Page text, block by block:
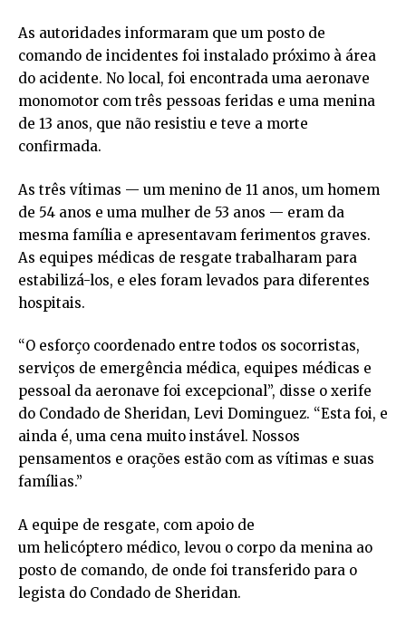
As autoridades informaram que um posto de
comando de incidentes foi instalado próximo à área
do acidente. No local, foi encontrada uma aeronave
monomotor com três pessoas feridas e uma menina
de 13 anos, que não resistiu e teve a morte
confirmada.
As três vítimas — um menino de 11 anos, um homem
de 54 anos e uma mulher de 53 anos — eram da
mesma família e apresentavam ferimentos graves.
As equipes médicas de resgate trabalharam para
estabilizá-los, e eles foram levados para diferentes
hospitais.
“O esforço coordenado entre todos os socorristas,
serviços de emergência médica, equipes médicas e
pessoal da aeronave foi excepcional”, disse o xerife
do Condado de Sheridan, Levi Dominguez. “Esta foi, e
ainda é, uma cena muito instável. Nossos
pensamentos e orações estão com as vítimas e suas
famílias.”
A equipe de resgate, com apoio de
um helicóptero médico, levou o corpo da menina ao
posto de comando, de onde foi transferido para o
legista do Condado de Sheridan.